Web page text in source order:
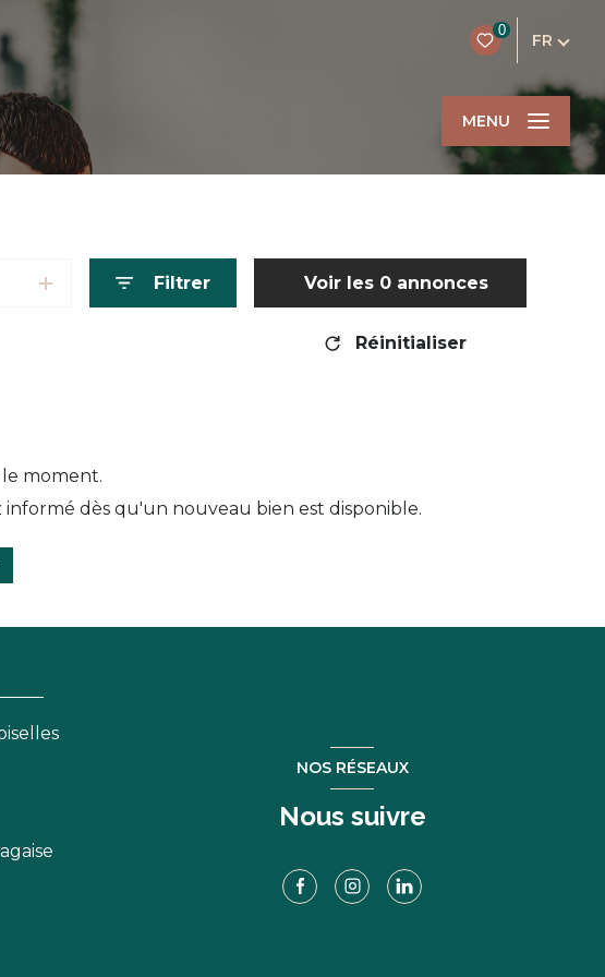
0
FR
MENU
Filtrer Voir les 0annonces
Réinitialiser
moment.
dès qu'un nouveau bien est disponible.
NOS RÉSEAUX
Nous suivre